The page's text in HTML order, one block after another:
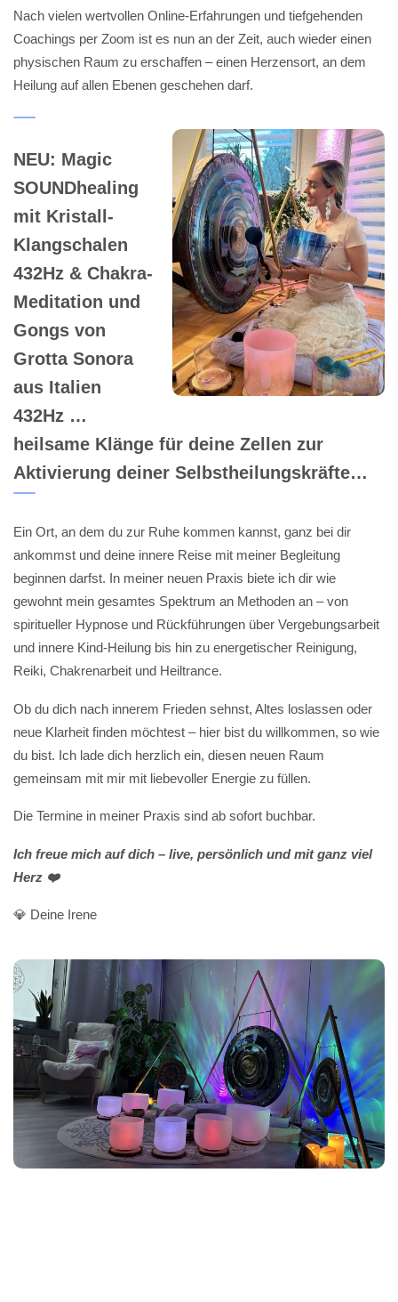
Nach vielen wertvollen Online-Erfahrungen und tiefgehenden
Coachings per Zoom ist es nun an der Zeit, auch wieder einen
physischen Raum zu erschaffen – einen Herzensort, an dem
Heilung auf allen Ebenen geschehen darf.
NEU: Magic
SOUNDhealing
mit Kristall-
Klangschalen
432Hz & Chakra-
Meditation und
Gongs von
Grotta Sonora
aus Italien
432Hz …
heilsame Klänge für deine Zellen zur
Aktivierung deiner Selbstheilungskräfte…
Ein Ort, an dem du zur Ruhe kommen kannst, ganz bei dir
ankommst und deine innere Reise mit meiner Begleitung
beginnen darfst. In meiner neuen Praxis biete ich dir wie
gewohnt mein gesamtes Spektrum an Methoden an – von
spiritueller Hypnose und Rückführungen über Vergebungsarbeit
und innere Kind-Heilung bis hin zu energetischer Reinigung,
Reiki, Chakrenarbeit und Heiltrance.
Ob du dich nach innerem Frieden sehnst, Altes loslassen oder
neue Klarheit finden möchtest – hier bist du willkommen, so wie
du bist. Ich lade dich herzlich ein, diesen neuen Raum
gemeinsam mit mir mit liebevoller Energie zu füllen.
Die Termine in meiner Praxis sind ab sofort buchbar.
Ich freue mich auf dich – live, persönlich und mit ganz viel
Herz ❤️
💎 Deine Irene